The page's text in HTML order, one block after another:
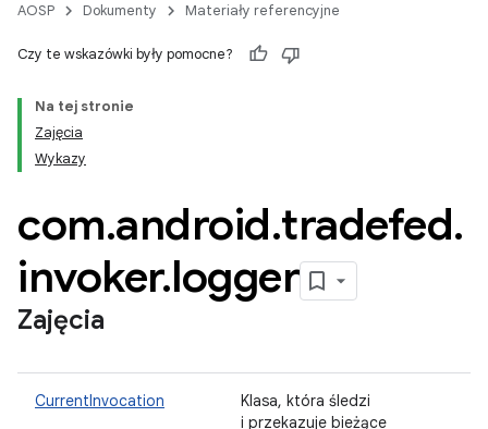
AOSP Dokumenty Materiały referencyjne
Czy te wskazówki były pomocne?
Na tej stronie
Zajęcia
Wykazy
com.android.tradefed.
invoker.logger
Zajęcia
CurrentInvocation
Klasa, która śledzi
i przekazuje bieżące